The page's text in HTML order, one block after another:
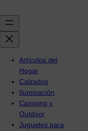
Artículos del
Hogar
Calzados
Iluminación
Camping y
Outdoor
Juguetes para